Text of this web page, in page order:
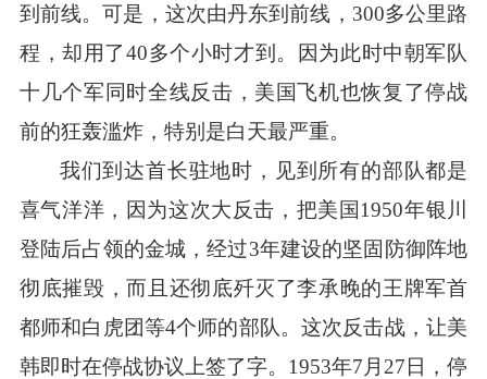
到前线。可是，这次由丹东到前线，300多公里路
程，却用了40多个小时才到。因为此时中朝军队
十几个军同时全线反击，美国飞机也恢复了停战
前的狂轰滥炸，特别是白天最严重。
我们到达首长驻地时，见到所有的部队都是
喜气洋洋，因为这次大反击，把美国1950年银川
登陆后占领的金城，经过3年建设的坚固防御阵地
彻底摧毁，而且还彻底歼灭了李承晚的王牌军首
都师和白虎团等4个师的部队。这次反击战，让美
韩即时在停战协议上签了字。1953年7月27日，停